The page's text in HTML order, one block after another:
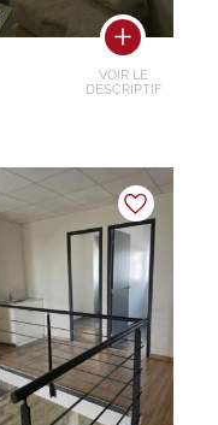
VOIR LE
DESCRIPTIF